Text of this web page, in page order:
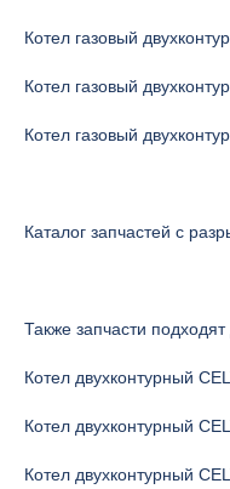
Котел газовый
Котел газовый
Котел газовый
Каталог запчастей с
Также запчасти
Котел двухконтурный
Котел двухконтурный
Котел двухконтурный